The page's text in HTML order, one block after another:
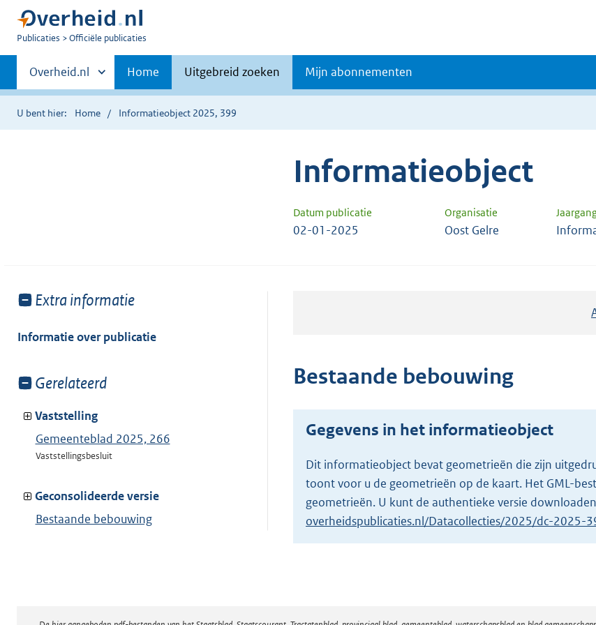
U
Publicaties Officiële publicaties
Primaire
navigatie
Andere
sites
binnen
Overheid.nl Home Uitgebreid zoeken Mijn abonnementen
U bent hier: Home Informatieobject 2025, 399
Informatieobject
Datum publicatie Organisatie
02-01-2025 Oost Gelre
Toon
van:
Extra informatie
Informatie over publicatie
Toon
van:
Gerelateerd
Vaststelling
Gemeenteblad 2025, 266
Vaststellingsbesluit
Geconsolideerde versie
Bestaande bebouwing
Bestaande bebouwing
Gegevens in het informatieobject
Dit informatieobject bevat geometrieën die zijn
toont voor u de geometrieën op de kaart. Het GML-
geometrieën. U kunt de authentieke versie
overheidspublicaties.nl/Datacollecties/2025/dc-